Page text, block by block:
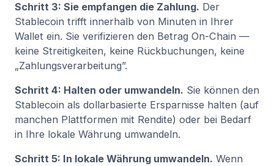
Schritt 3: Sie empfangen die Zahlung. Der
Stablecoin trifft innerhalb von Minuten in Ihrer
Wallet ein. Sie verifizieren den Betrag On-Chain —
keine Streitigkeiten, keine Rückbuchungen, keine
„Zahlungsverarbeitung”.
Schritt 4: Halten oder umwandeln. Sie können den
Stablecoin als dollarbasierte Ersparnisse halten (auf
manchen Plattformen mit Rendite) oder bei Bedarf
in Ihre lokale Währung umwandeln.
Schritt 5: In lokale Währung umwandeln. Wenn